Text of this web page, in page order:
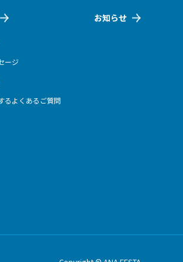
ージ
るよくあるご質問
お知らせ